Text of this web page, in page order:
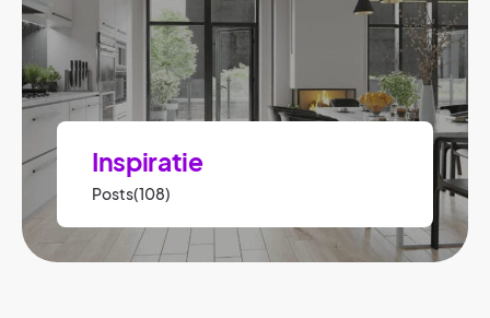
Inspiratie
Posts(108)